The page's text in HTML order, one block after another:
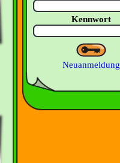
Kennwort
Neuanmeldung